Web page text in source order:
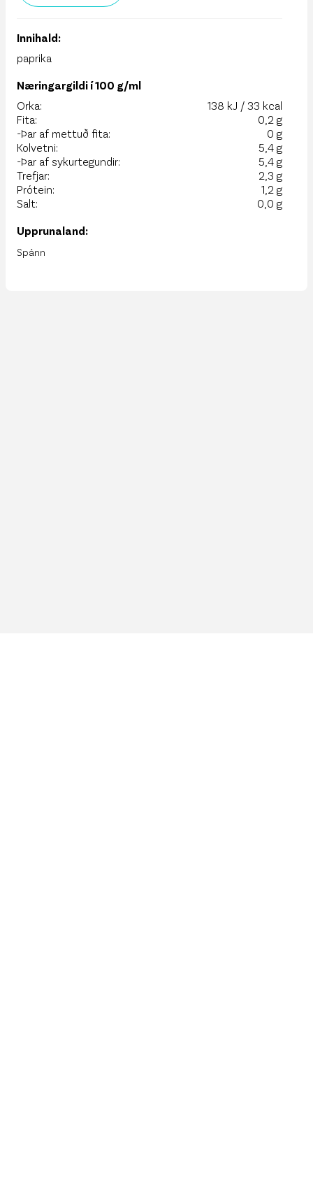
Innihald:
paprika
Næringargildi í 100 g/ml
Orka:
138 kJ / 33 kcal
Fita:
0,2 g
-Þar af mettuð fita:
0 g
Kolvetni:
5,4 g
-Þar af sykurtegundir:
5,4 g
Trefjar:
2,3 g
Prótein:
1,2 g
Salt:
0,0 g
Upprunaland:
Spánn